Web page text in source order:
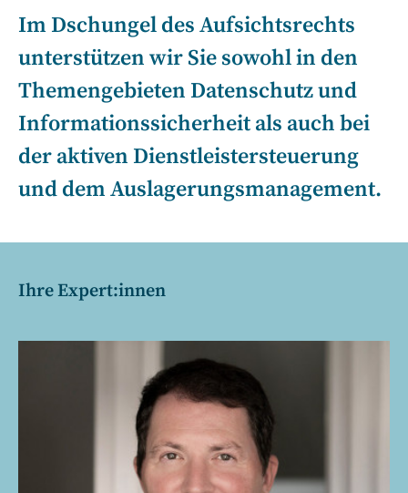
Im Dschungel des Aufsichtsrechts
unterstützen wir Sie sowohl in den
Themengebieten Datenschutz und
Informationssicherheit als auch bei
der aktiven Dienstleistersteuerung
und dem Auslagerungsmanagement.
Ihre Expert:innen